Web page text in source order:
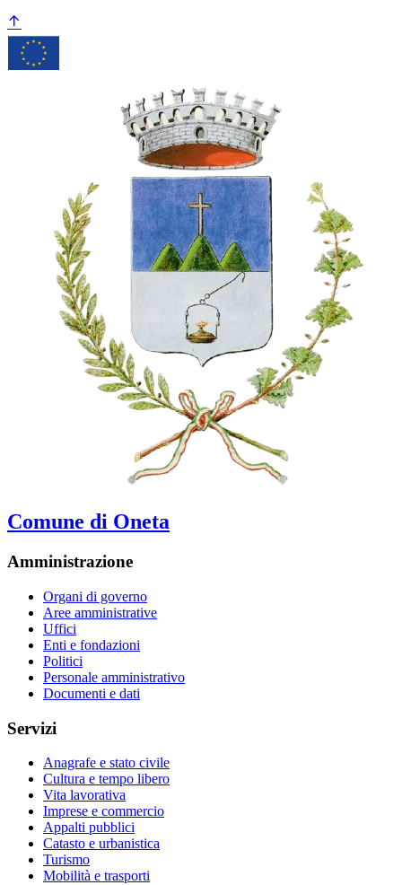
Comune di Oneta
Amministrazione
Organi di governo
Aree amministrative
Uffici
Enti e fondazioni
Politici
Personale amministrativo
Documenti e dati
Servizi
Anagrafe e stato civile
Cultura e tempo libero
Vita lavorativa
Imprese e commercio
Appalti pubblici
Catasto e urbanistica
Turismo
Mobilità e trasporti